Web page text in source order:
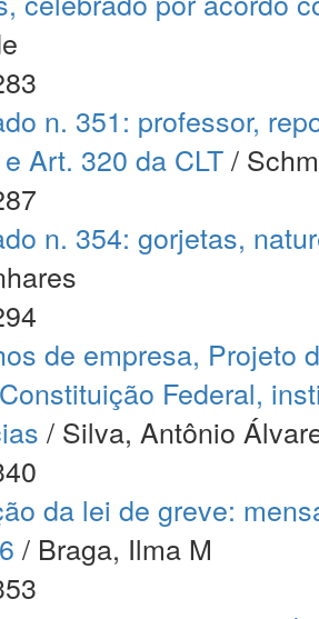
n. 351: professor,
Art. 320 da CLT/
n. 354: gorjetas,
de empresa, Projeto
Federal,
/ Silva, Antônio
da lei de greve:
/ Braga, Ilma M